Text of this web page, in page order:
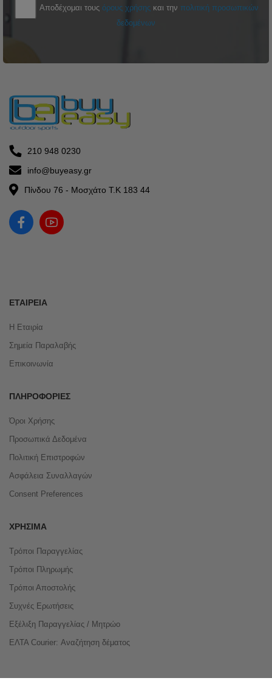
Αποδέχομαι τους όρους χρήσης και την πολιτική προσωπικών
δεδομένων
210 948 0230
info@buyeasy.gr
Πίνδου 76 - Μοσχάτο Τ.Κ 183 44
ΕΤΑΙΡΕΊΑ
Η Εταιρία
Σημεία Παραλαβής
Επικοινωνία
ΠΛΗΡΟΦΟΡΊΕΣ
Όροι Χρήσης
Προσωπικά Δεδομένα
Πολιτική Επιστροφών
Ασφάλεια Συναλλαγών
Consent Preferences
ΧΡΉΣΙΜΑ
Τρόποι Παραγγελίας
Τρόποι Πληρωμής
Τρόποι Αποστολής
Συχνές Ερωτήσεις
Εξέλιξη Παραγγελίας / Μητρώο
ΕΛΤΑ Courier: Αναζήτηση δέματος